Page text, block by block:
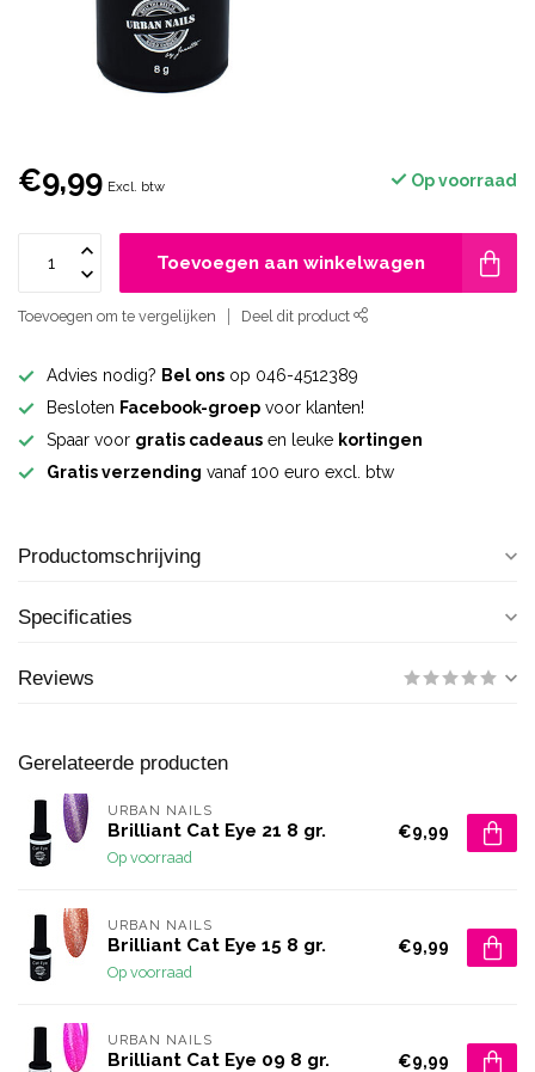
€9,99 Excl. btw Op voorraad
Toevoegen aan winkelwagen
Toevoegen om te vergelijken Deel dit product
Advies nodig? Bel ons op 046-4512389
Besloten Facebook-groep voor klanten!
Spaar voor gratis cadeaus en leuke kortingen
Gratis verzending vanaf 100 euro excl. btw
Productomschrijving
Specificaties
Reviews
Gerelateerde producten
URBAN NAILS
Brilliant Cat Eye 21 8 gr.
Op voorraad
€9,99
URBAN NAILS
Brilliant Cat Eye 15 8 gr.
Op voorraad
€9,99
URBAN NAILS
Brilliant Cat Eye 09 8 gr. €9,99